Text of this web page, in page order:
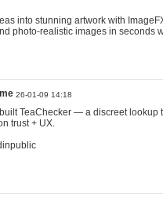
into stunning artwork with
photo-realistic images in seconds
26-01-09 14:18
TeaChecker — a discreet lookup
trust + UX.